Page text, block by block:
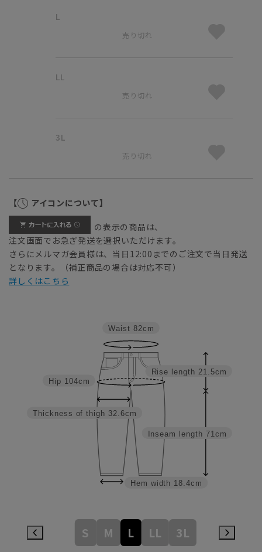
L
売り切れ
LL
売り切れ
3L
売り切れ
【 アイコンについて】
の表示の商品は、
注文画面でお急ぎ発送を選択いただけます。
さらにメルマガ会員様は、当日12:00までのご注文で当日発送
となります。（補正商品の場合は対応不可）
詳しくはこちら
Inseam length 71cm
Rise length 21.5cm
Hem width 18.4cm
Thickness of thigh 32.6cm
Hip 104cm
Waist 82cm
S M L LL 3L